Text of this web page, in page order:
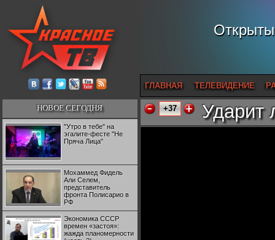
ГЛАВНАЯ ТЕЛЕВИДЕНИЕ
НОВОЕ СЕГОДНЯ
"Утро в тебе" на
эгалите-фесте "Не
Пряча Лица"
Мохаммед Фидель
Али Селем,
представитель
фронта Полисарио в
РФ
Экономика СССР
времен «застоя»:
жажда планомерности
+37 Ударит